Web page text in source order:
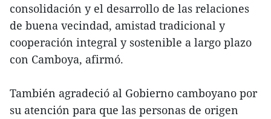
consolidación y el desarrollo de las relaciones
de buena vecindad, amistad tradicional y
cooperación integral y sostenible a largo plazo
con Camboya, afirmó.
También agradeció al Gobierno camboyano por
su atención para que las personas de origen